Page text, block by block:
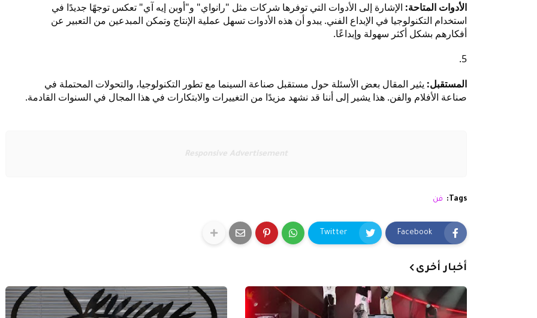
الأدوات المتاحة: الإشارة إلى الأدوات التي توفرها شركات مثل "رانواي" و"أوبن إيه آي" تعكس توجهًا جديدًا في
استخدام التكنولوجيا في الإبداع الفني. يبدو أن هذه الأدوات تسهل عملية الإنتاج وتمكن المبدعين من التعبير عن
أفكارهم بشكل أكثر سهولة وإبداعًا.
المستقبل: يثير المقال بعض الأسئلة حول مستقبل صناعة السينما مع تطور التكنولوجيا، والتحولات المحتملة في
صناعة الأفلام والفن. هذا يشير إلى أننا قد نشهد مزيدًا من التغييرات والابتكارات في هذا المجال في السنوات القادمة.
Responsive Advertisement
Tags: فن
Facebook
Twitter
أخبار أخرى